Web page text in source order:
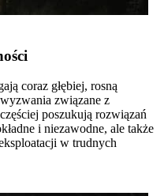
coraz głębiej, rosną
związane z
poszukują rozwiązań
i niezawodne, ale także
w trudnych